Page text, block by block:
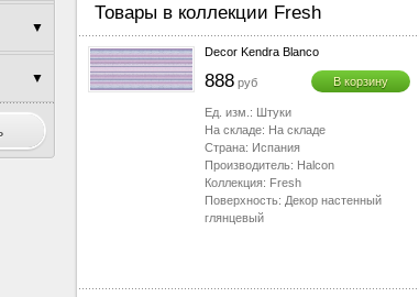
▼
▼
▼
▼
▼
▼
▼
Товары в коллекции Fresh
Decor Kendra Blanco
888 руб В корзину
Ед. изм.: Штуки
На складе: На складе
Страна: Испания
Производитель: Halcon
Коллекция: Fresh
Поверхность: Декор настенный
глянцевый